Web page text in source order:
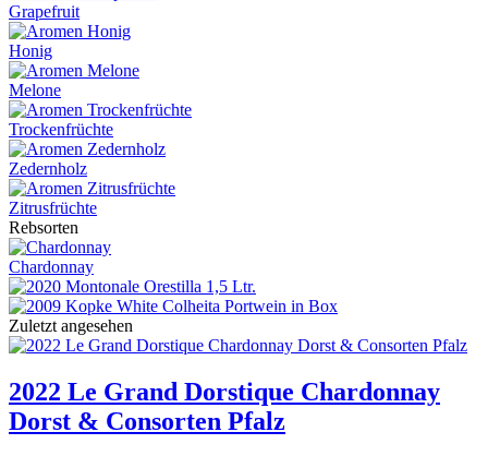
Grapefruit
Honig
Melone
Trockenfrüchte
Zedernholz
Zitrusfrüchte
Rebsorten
Chardonnay
Zuletzt angesehen
2022 Le Grand Dorstique Chardonnay
Dorst & Consorten Pfalz